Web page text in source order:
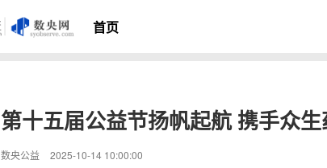
首页
第十五届公益节扬帆起航 携手众
数央公益 2025-10-14 10:00:00